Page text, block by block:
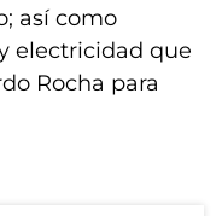
así como
electricidad que
Rocha para